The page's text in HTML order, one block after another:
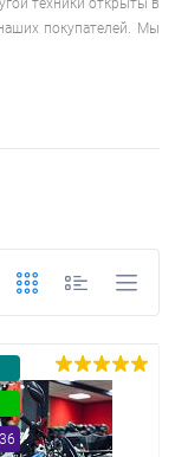
техники открыты в
покупателей. Мы